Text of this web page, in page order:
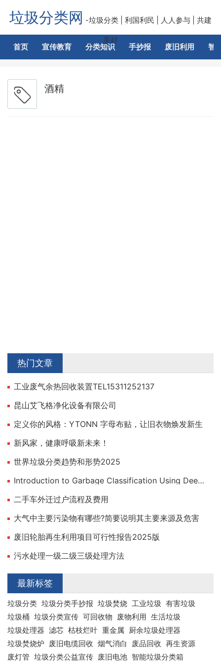
垃圾分类网 -垃圾分类 | 利国利民 | 人人参与 | 共建
美好
首页 宣传教育 分类知识 手抄报 废旧利用 智
酒精
热门文章
工业废气余热回收装置TEL15311252137
昆山艾飞格净化设备有限公司
定义你的风格：YTONN 字母布贴，让旧衣物焕发新生
新风家，健康呼吸新未来！
世界垃圾分类趋势和形势2025
Introduction to Garbage Classification Using Deep Learning
二手车外迁过户流程及费用
大气中主要污染物有哪些?简要说明其主要来源及危害
废旧轮胎再生利用项目可行性报告2025版
污水处理一级二级三级处理方法
最新标签
垃圾分类 垃圾分类手抄报 垃圾焚烧 工业垃圾 有害垃圾
垃圾桶 垃圾分类宣传 可回收物 废物利用 生活垃圾
垃圾处理器 滤芯 枯枝烂叶 重金属 厨余垃圾处理器
垃圾焚烧炉 废旧电缆回收 烟气消白 废品回收 再生资源
废灯管 垃圾分类公益宣传 废旧电池 智能垃圾分类箱